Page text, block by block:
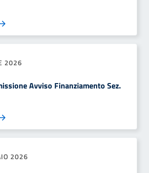
2026
Avviso Finanziamento Sez.
2026